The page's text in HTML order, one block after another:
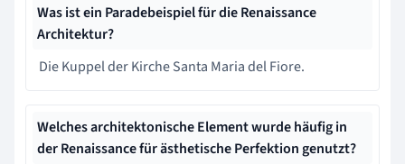
Was ist ein Paradebeispiel für die Renaissance
Architektur?
Die Kuppel der Kirche Santa Maria del Fiore.
Welches architektonische Element wurde häufig in
der Renaissance für ästhetische Perfektion genutzt?